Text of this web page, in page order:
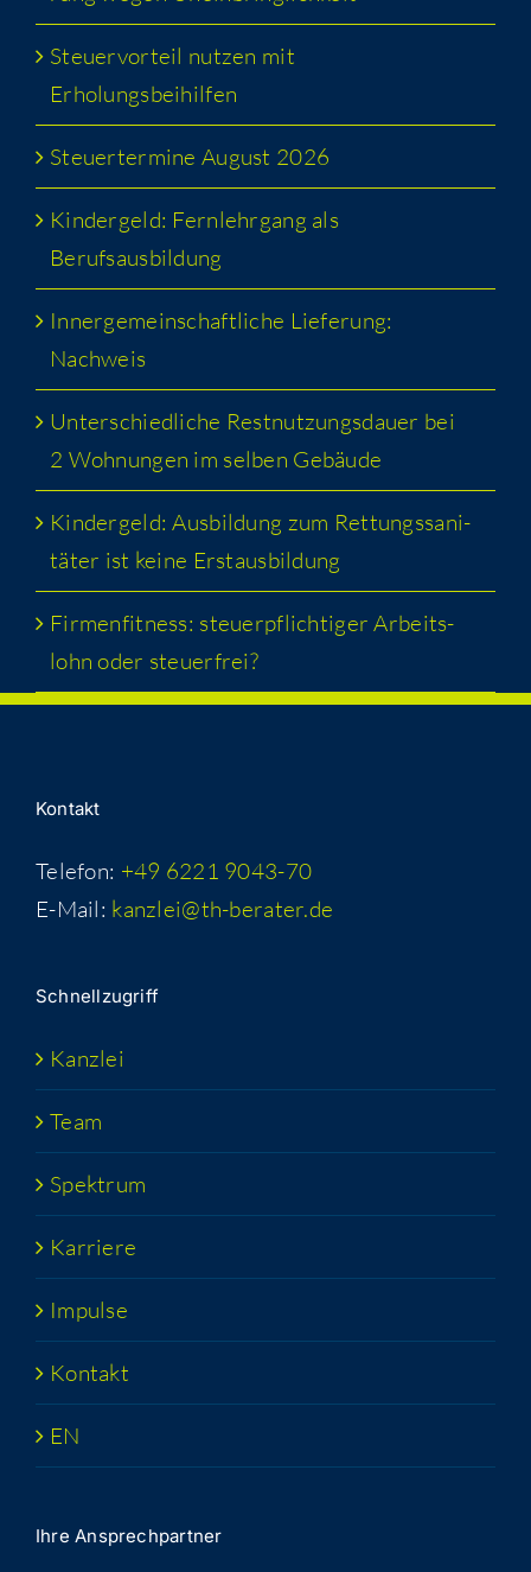
Steu­er­vor­teil nut­zen mit
Erholungsbeihilfen
Steu­er­ter­mi­ne August 2026
Kin­der­geld: Fern­lehr­gang als
Berufsausbildung
Inner­ge­mein­schaft­li­che Lie­fe­rung:
Nachweis
Unter­schied­li­che Rest­nut­zungs­dau­er bei
2 Woh­nun­gen im sel­ben Gebäude
Kin­der­geld: Aus­bil­dung zum Ret­tungs­sa­ni­
tä­ter ist kei­ne Erstausbildung
Fir­men­fit­ness: steu­er­pflich­ti­ger Arbeits­
lohn oder steuerfrei?
Kon­takt
Telefon: +49 6221 9043-70
E-Mail: kanzlei@th-berater.de
Schnell­zu­griff
Kanz­lei
Team
Spek­trum
Kar­rie­re
Impul­se
Kon­takt
EN
Ihre Ansprech­part­ner